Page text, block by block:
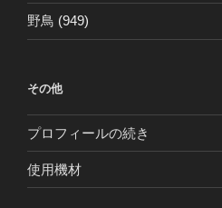
野鳥 (949)
その他
プロフィールの続き
使用機材